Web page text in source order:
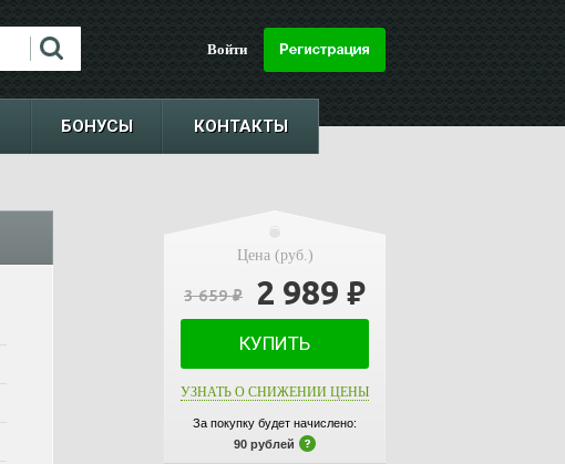
Войти
БОНУСЫ КОНТАКТЫ
Цена (руб.)
3 659₽ 2 989 ₽
КУПИТЬ
УЗНАТЬ О СНИЖЕНИИ ЦЕНЫ
За покупку будет начислено:
90 рублей